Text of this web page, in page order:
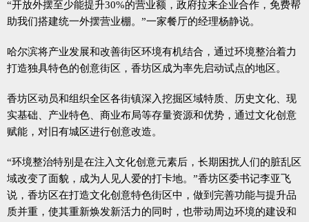
“开放外摆至少能提升30%的营业额，政府拉来企业合作，免费帮
助我们搭建统一外摆营业棚。”一家餐厅的经理杨静说。
哈尔滨将产业发展和改善街区环境有机结合，通过环境整治着力
打造独具特色的创意街区，香坊区成为率先启动试点的地区。
香坊区动员和组织全区各街镇深入挖掘区域特质、历史文化、现
实基础、产业特色、商业布局等存量资源和优势，通过文化创意
赋能，对旧有城区进行创意改造。
“环境整治特别是在注入文化创意元素后，长期困扰人们的脏乱区
域改变了面貌，成为人见人爱的打卡地。”香坊区委书记李亚飞
说，香坊区在打造文化创意特色街区中，做到完善功能与提升品
质并重，使其重新焕发新活力的同时，也带动周边环境的建设和